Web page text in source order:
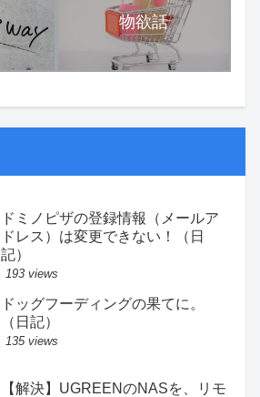
物欲話
ドミノピザの登録情報（メールア
ドレス）は変更できない！（日
記）
193 views
ドッグフーディングの果てに。
（日記）
135 views
【解決】UGREENのNASを、リモ